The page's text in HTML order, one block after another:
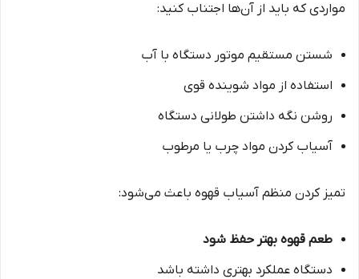
مواردی که باید از آن‌ها اجتناب کنید:
شستن مستقیم موتور دستگاه با آب
استفاده از مواد شوینده قوی
روشن نگه داشتن طولانی دستگاه
آسیاب کردن مواد چرب یا مرطوب
تمیز کردن منظم آسیاب قهوه باعث می‌شود:
طعم قهوه بهتر حفظ شود
دستگاه عملکرد بهتری داشته باشد